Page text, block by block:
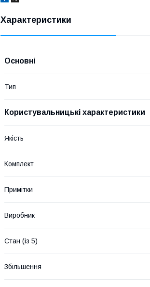
Характеристики
Основні
Тип
Користувальницькі характеристики
Якість
Комплект
Примітки
Виробник
Стан (із 5)
Збільшення